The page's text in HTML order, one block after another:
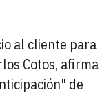
al cliente para
Cotos, afirma
de